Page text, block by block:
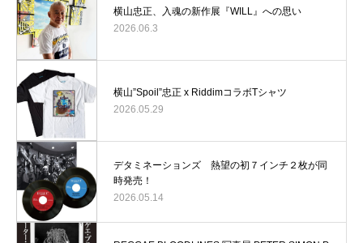
横山忠正、入魂の新作展『WILL』への思い
2026.06.3
横山”Spoil”忠正 x RiddimコラボTシャツ
2026.05.29
デタミネーションズ 熱望の初７インチ２枚が同
時発売！
2026.05.14